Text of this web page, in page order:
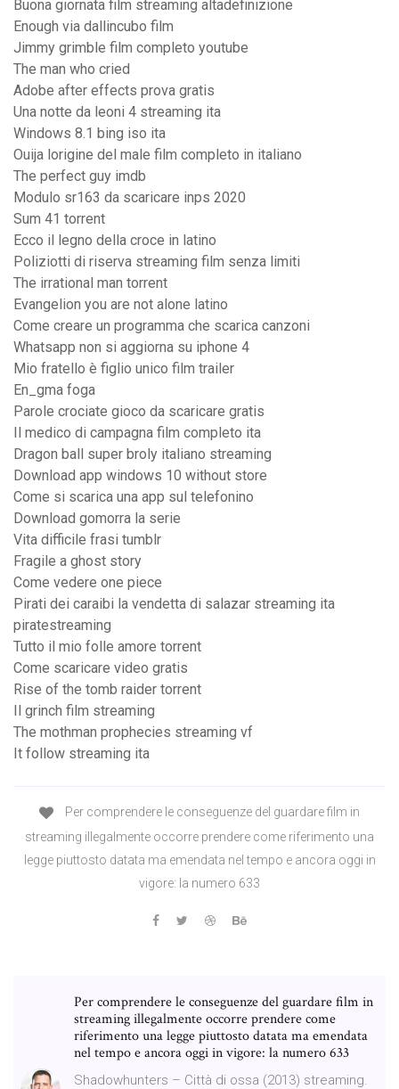
Buona giornata film streaming altadefinizione
Enough via dallincubo film
Jimmy grimble film completo youtube
The man who cried
Adobe after effects prova gratis
Una notte da leoni 4 streaming ita
Windows 8.1 bing iso ita
Ouija lorigine del male film completo in italiano
The perfect guy imdb
Modulo sr163 da scaricare inps 2020
Sum 41 torrent
Ecco il legno della croce in latino
Poliziotti di riserva streaming film senza limiti
The irrational man torrent
Evangelion you are not alone latino
Come creare un programma che scarica canzoni
Whatsapp non si aggiorna su iphone 4
Mio fratello è figlio unico film trailer
En_gma foga
Parole crociate gioco da scaricare gratis
Il medico di campagna film completo ita
Dragon ball super broly italiano streaming
Download app windows 10 without store
Come si scarica una app sul telefonino
Download gomorra la serie
Vita difficile frasi tumblr
Fragile a ghost story
Come vedere one piece
Pirati dei caraibi la vendetta di salazar streaming ita
piratestreaming
Tutto il mio folle amore torrent
Come scaricare video gratis
Rise of the tomb raider torrent
Il grinch film streaming
The mothman prophecies streaming vf
It follow streaming ita
Per comprendere le conseguenze del guardare film in
streaming illegalmente occorre prendere come riferimento una
legge piuttosto datata ma emendata nel tempo e ancora oggi in
vigore: la numero 633
Per comprendere le conseguenze del guardare film in
streaming illegalmente occorre prendere come
riferimento una legge piuttosto datata ma emendata
nel tempo e ancora oggi in vigore: la numero 633
Shadowhunters – Città di ossa (2013) streaming.